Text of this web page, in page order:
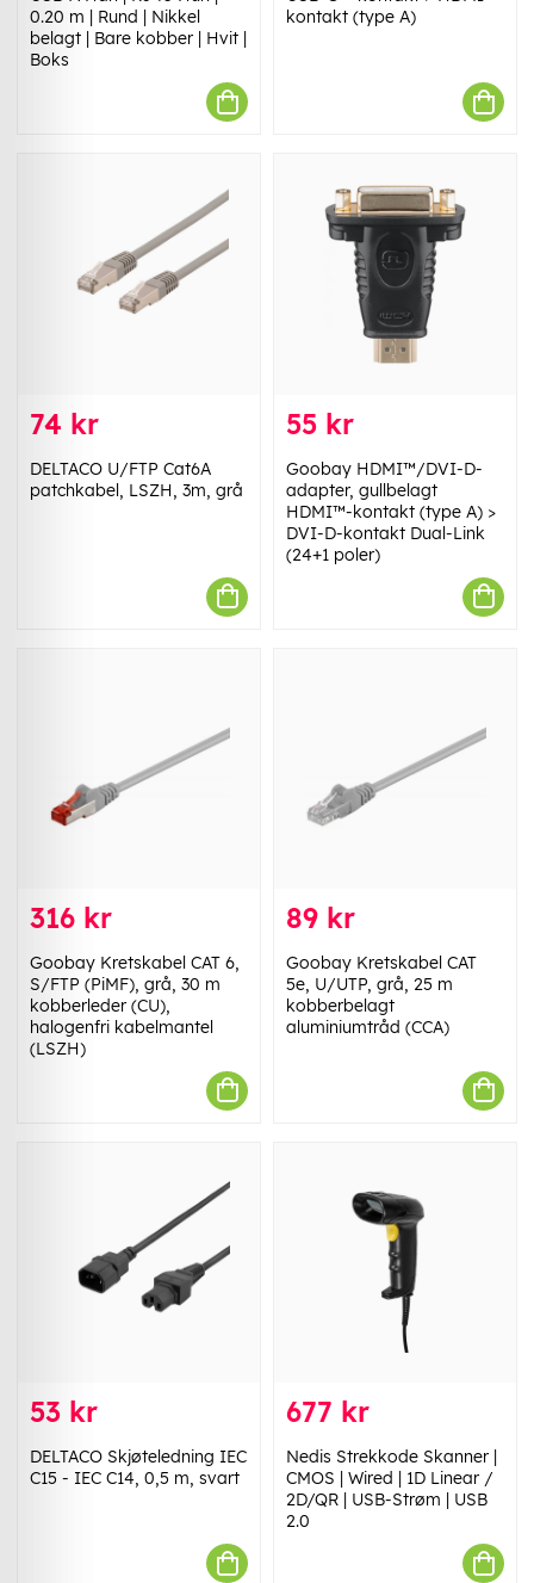
0.20 m | Rund | Nikkel
belagt | Bare kobber | Hvit |
Boks
kontakt (type A)
74 kr
DELTACO U/FTP Cat6A
patchkabel, LSZH, 3m, grå
55 kr
Goobay HDMI™/DVI-D-
adapter, gullbelagt
HDMI™-kontakt (type A) >
DVI-D-kontakt Dual-Link
(24+1 poler)
316 kr
Goobay Kretskabel CAT 6,
S/FTP (PiMF), grå, 30 m
kobberleder (CU),
halogenfri kabelmantel
(LSZH)
89 kr
Goobay Kretskabel CAT
5e, U/UTP, grå, 25 m
kobberbelagt
aluminiumtråd (CCA)
53 kr
DELTACO Skjøteledning IEC
C15 - IEC C14, 0,5 m, svart
677 kr
Nedis Strekkode Skanner |
CMOS | Wired | 1D Linear /
2D/QR | USB-Strøm | USB
2.0